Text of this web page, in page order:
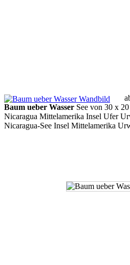
Baum ueber Wasser See von 30 x
Nicaragua Mittelamerika Insel Ufer
Nicaragua-See Insel Mittelamerika